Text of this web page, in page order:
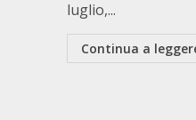
luglio,...
Continua a